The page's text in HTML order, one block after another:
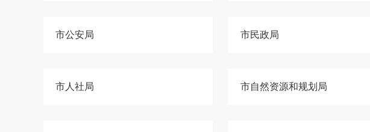
市公安局 市民政局
市人社局 市自然资源和规划局